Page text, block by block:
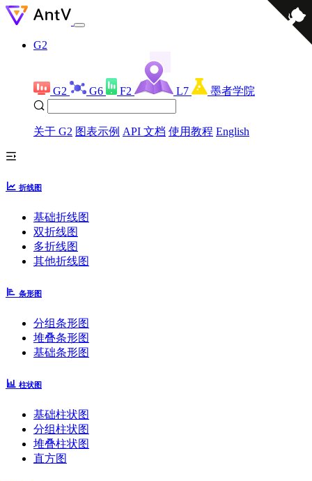
G2
G2 G6 F2 L7 墨者学院
关于 G2 图表示例 API 文档 使用教程 English
折线图
基础折线图
双折线图
多折线图
其他折线图
条形图
分组条形图
堆叠条形图
基础条形图
柱状图
基础柱状图
分组柱状图
堆叠柱状图
直方图